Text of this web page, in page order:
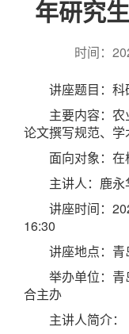
年研究
时间：
讲座题目：
主要内容：
论文撰写规范、
面向对象：在
主讲人：鹿永
讲座时间：
16:30
讲座地点：
举办单位：
合主办
主讲人简介：